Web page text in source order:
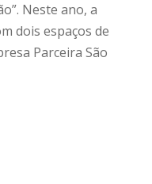
Neste ano, a
dois espaços de
Parceira São